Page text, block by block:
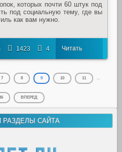
которых почти 60 штук под
под социальную тему, где вы
как вам нужно.
1423 4 Читать
7 8 9 10 11 ...
ВПЕРЕД
РАЗДЕЛЫ САЙТА